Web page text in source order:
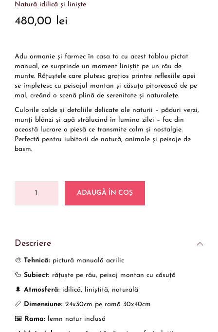
Natură idilică și liniște
480,00 lei
Adu armonie și farmec în casa ta cu acest tablou pictat
manual, ce surprinde un moment liniștit pe un râu de
munte. Rățuștele care plutesc grațios printre reflexiile apei
se împletesc cu peisajul montan și căsuța pitorească de pe
mal, creând o scenă plină de serenitate și naturalețe.
Culorile calde și detaliile delicate ale naturii – păduri verzi,
munți blânzi și apă strălucind în lumina zilei – fac din
această lucrare o piesă ce transmite calm și nostalgie.
Perfectă pentru iubitorii de natură, animale și peisaje de
basm.
ADAUGĂ ÎN COȘ
Descriere
🎨 Tehnică: pictură manuală acrilic
🦆 Subiect: rățuște pe râu, peisaj montan cu căsuță
🌲 Atmosferă: idilică, liniștită, naturală
📏 Dimensiune: 24x30cm pe ramă 30x40cm
🖼️ Rama: lemn natur inclusă